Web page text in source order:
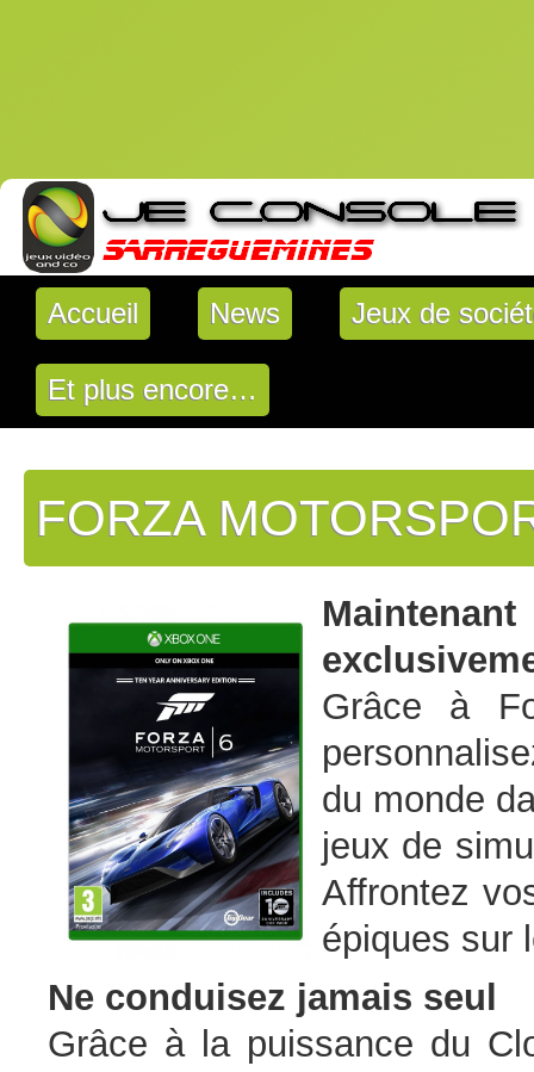
Accueil News Jeux de
Et plus encore…
FORZA
Grâce à
du monde
jeux de
Affrontez
épiques sur
Ne conduisez jamais seul
Grâce à la puissance du